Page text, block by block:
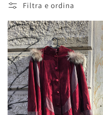
e
z
i
o
n
Filtra e ordina